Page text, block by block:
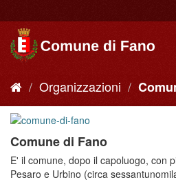
Organizzazioni
Comune di Fano
E' il comune, dopo il capoluogo, con
Pesaro e Urbino (circa